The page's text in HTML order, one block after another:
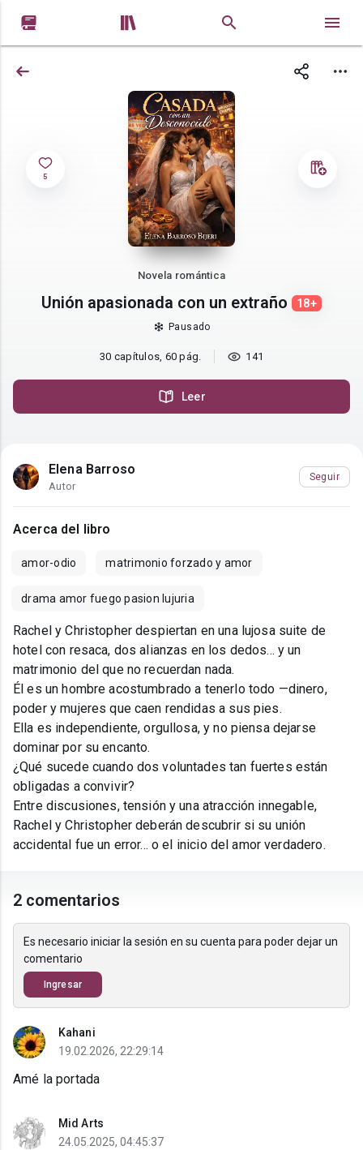
 
5
Novela romántica
Unión apasionada con un extraño 18+
Pausado
30 capítulos, 60 pág. 141
Leer
Elena Barroso
Autor
Seguir
Acerca del libro
amor-odio matrimonio forzado y amor
drama amor fuego pasion lujuria
Rachel y Christopher despiertan en una lujosa suite de
hotel con resaca, dos alianzas en los dedos... y un
matrimonio del que no recuerdan nada.
Él es un hombre acostumbrado a tenerlo todo —dinero,
poder y mujeres que caen rendidas a sus pies.
Ella es independiente, orgullosa, y no piensa dejarse
dominar por su encanto.
¿Qué sucede cuando dos voluntades tan fuertes están
obligadas a convivir?
Entre discusiones, tensión y una atracción innegable,
Rachel y Christopher deberán descubrir si su unión
accidental fue un error... o el inicio del amor verdadero.
2 comentarios
Es necesario iniciar la sesión en su cuenta para poder dejar un
comentario
Ingresar
Kahani
19.02.2026, 22:29:14
Amé la portada
Mid Arts
24.05.2025, 04:45:37